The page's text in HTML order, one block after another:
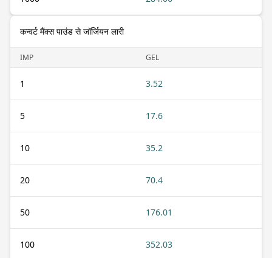
कन्वर्ट मैंक्स पाउंड से जॉर्जियन लारी
IMP GEL
1 3.52
5 17.6
10 35.2
20 70.4
50 176.01
100 352.03